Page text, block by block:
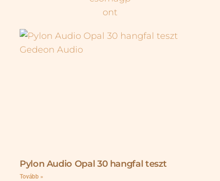
Pylon Audio Opal 30 hangfal teszt
Tovább »